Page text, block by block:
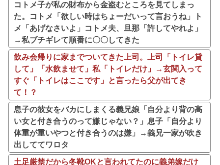
コトメ子が私の財布から金盗むところを見てしまっ
た。コトメ「欲しい時はちょーだいって言おうね」ト
メ「あげなさいよ」コトメ夫、旦那「許してやれよ」
→私ブチギレて順番に〇〇してきた
飲み会帰りに家までついてきた上司。上司「トイレ貸
して」「水飲ませて」私「トイレだけ」→玄関入って
すぐ「トイレはここです」と言ったら父が出てき
て！？
息子の彼女をバカにしまくる義兄娘「自分より背の高
い女と付き合うのって嫌じゃない？」息子「自分より
体重が重いやつと付き合うのは嫌」→義兄一家が吹き
出しててワロタ
土足厳禁だから冬靴OKと言われてたのに義弟嫁だけ